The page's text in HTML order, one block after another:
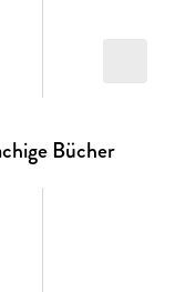
Bücher